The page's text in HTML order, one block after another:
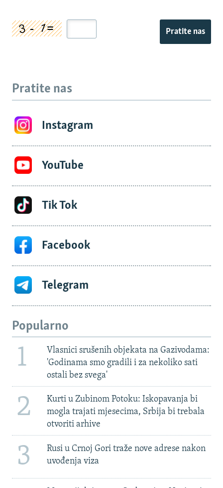
Pratite nas
Pratite nas
Instagram
YouTube
Tik Tok
Facebook
Telegram
Popularno
1
Vlasnici srušenih objekata na Gazivodama:
'Godinama smo gradili i za nekoliko sati
ostali bez svega'
2
Kurti u Zubinom Potoku: Iskopavanja bi
mogla trajati mjesecima, Srbija bi trebala
otvoriti arhive
3
Rusi u Crnoj Gori traže nove adrese nakon
uvođenja viza